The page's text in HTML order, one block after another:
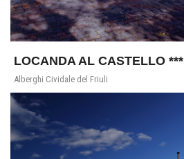
LOCANDA AL CASTELLO ***
Alberghi Cividale del Friuli